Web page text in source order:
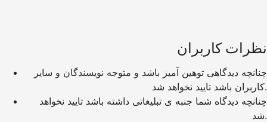
نظرات کاربران
کاربران باشد تایید نخواهد شد.
شد.